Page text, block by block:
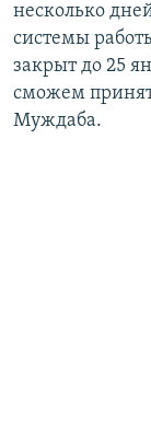
несколько
системы
закрыт до 25
сможем
Муждаба.